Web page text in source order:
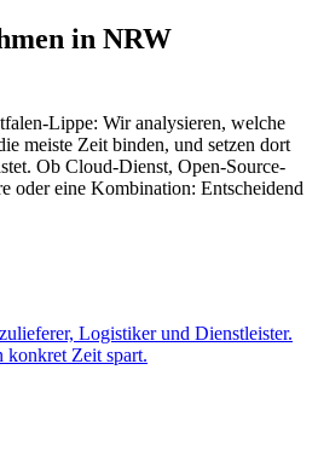
in NRW
Lippe: Wir analysieren, welche
meiste Zeit binden, und setzen dort
Ob Cloud-Dienst, Open-Source-
oder eine Kombination: Entscheidend
Logistiker und Dienstleister.
Zeit spart.